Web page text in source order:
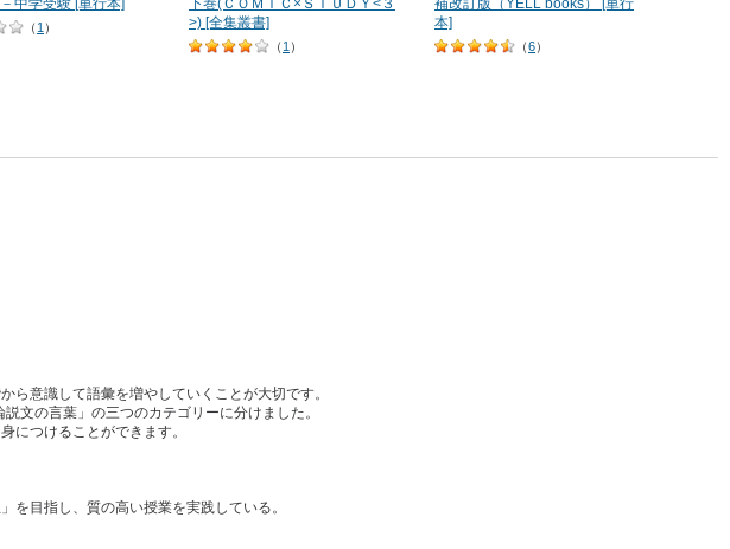
（ 1 ）
>) [全集叢書]
（ 1 ）
本]
（6）
意識して語彙を増やしていくことが大切です。
文の言葉」の三つのカテゴリーに分けました。
につけることができます。
を目指し、質の高い授業を実践している。